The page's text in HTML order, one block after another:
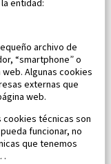
entidad:
archivo de
“smartphone” o
Algunas cookies
externas que
web.
técnicas son
funcionar, no
que tenemos
.